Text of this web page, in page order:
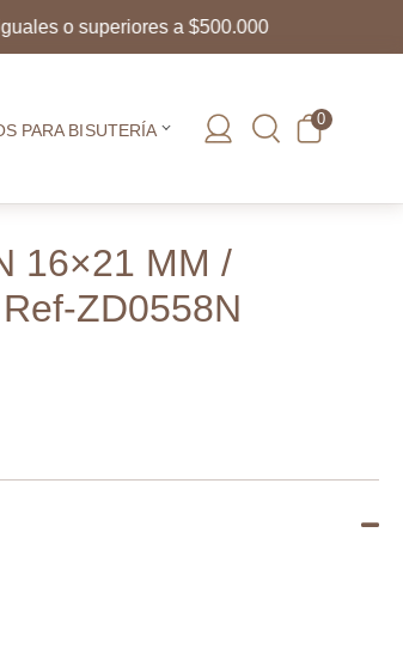
o superiores a $500.000
PARA BISUTERÍA
0
16×21 MM /
ZD0558N